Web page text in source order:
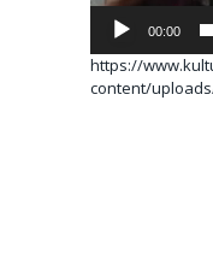
00:00
https://
content/